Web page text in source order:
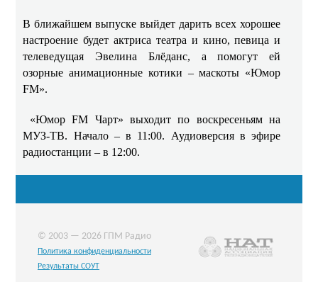
В ближайшем выпуске выйдет дарить всех хорошее
настроение будет актриса театра и кино, певица и
телеведущая Эвелина Блёданс, а помогут ей
озорные анимационные котики – маскоты «Юмор
FM».
«Юмор FM Чарт» выходит по воскресеньям на
МУЗ-ТВ. Начало – в 11:00. Аудиоверсия в эфире
радиостанции – в 12:00.
© 2003 — 2026 ГПМ Радио
Политика конфиденциальности
Результаты СОУТ